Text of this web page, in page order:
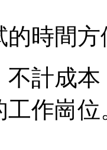
的時間
計成
工作崗位